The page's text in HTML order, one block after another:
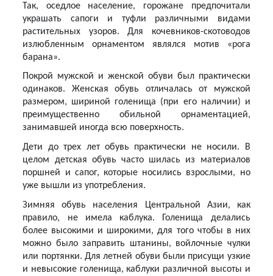
Так, оседлое население, горожане предпочитали
украшать сапоги и туфли различными видами
растительных узоров. Для кочевников-скотоводов
излюбленным орнаментом являлся мотив «рога
барана».
Покрой мужской и женской обуви был практически
одинаков. Женская обувь отличалась от мужской
размером, шириной голенища (при его наличии) и
преимущественно обильной орнаментацией,
занимавшей иногда всю поверхность.
Дети до трех лет обувь практически не носили. В
целом детская обувь часто шилась из материалов
поршней и сапог, которые носились взрослыми, но
уже вышли из употребления.
Зимняя обувь населения Центральной Азии, как
правило, не имела каблука. Голенища делались
более высокими и широкими, для того чтобы в них
можно было заправить штанины, войлочные чулки
или портянки. Для летней обуви были присущи узкие
и невысокие голенища, каблуки различной высоты и